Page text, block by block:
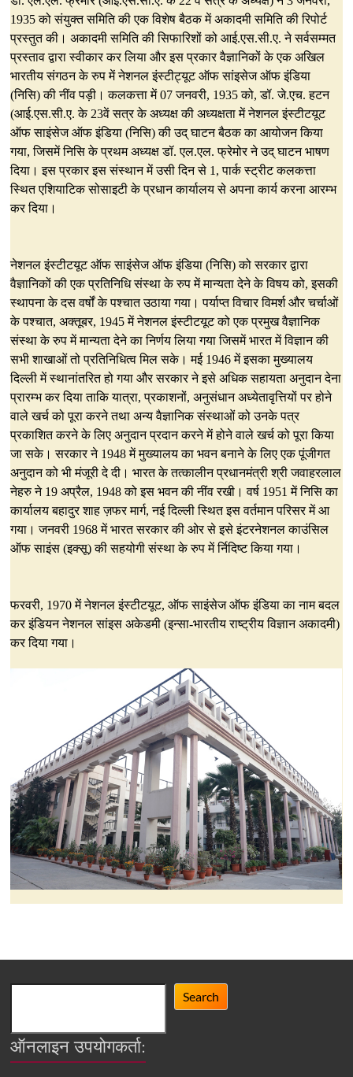
1935 को संयुक्त समिति की एक विशेष बैठक में अकादमी समिति की रिपोर्ट
प्रस्तुत की। अकादमी समिति की सिफारिशों को आई.एस.सी.ए. ने सर्वसम्मत
प्रस्ताव द्वारा स्वीकार कर लिया और इस प्रकार वैज्ञानिकों के एक अखिल
भारतीय संगठन के रुप में नेशनल इंस्टीट्यूट ऑफ सांइसेज ऑफ इंडिया
(निसि) की नींव पड़ी। कलकत्ता में 07 जनवरी, 1935 को, डॉ. जे.एच. हटन
(आई.एस.सी.ए. के 23वें सत्र के अध्यक्ष की अध्यक्षता में नेशनल इंस्टीटयूट
ऑफ साइंसेज ऑफ इंडिया (निसि) की उद् घाटन बैठक का आयोजन किया
गया, जिसमें निसि के प्रथम अध्यक्ष डॉ. एल.एल. फ्रेमोर ने उद् घाटन भाषण
दिया। इस प्रकार इस संस्थान में उसी दिन से 1, पार्क स्ट्रीट कलकत्ता
स्थित एशियाटिक सोसाइटी के प्रधान कार्यालय से अपना कार्य करना आरम्भ
कर दिया।
नेशनल इंस्टीटयूट ऑफ साइंसेज ऑफ इंडिया (निसि) को सरकार द्वारा
वैज्ञानिकों की एक प्रतिनिधि संस्था के रुप में मान्यता देने के विषय को, इसकी
स्थापना के दस वर्षों के पश्चात उठाया गया। पर्याप्त विचार विमर्श और चर्चाओं
के पश्चात, अक्तूबर, 1945 में नेशनल इंस्टीटयूट को एक प्रमुख वैज्ञानिक
संस्था के रुप में मान्यता देने का निर्णय लिया गया जिसमें भारत में विज्ञान की
सभी शाखाओं तो प्रतिनिधित्व मिल सके। मई 1946 में इसका मुख्यालय
दिल्ली में स्थानांतरित हो गया और सरकार ने इसे अधिक सहायता अनुदान देना
प्रारम्भ कर दिया ताकि यात्रा, प्रकाशनों, अनुसंधान अध्येतावृत्तियों पर होने
वाले खर्च को पूरा करने तथा अन्य वैज्ञानिक संस्थाओं को उनके पत्र
प्रकाशित करने के लिए अनुदान प्रदान करने में होने वाले खर्च को पूरा किया
जा सके। सरकार ने 1948 में मुख्यालय का भवन बनाने के लिए एक पूंजीगत
अनुदान को भी मंजूरी दे दी। भारत के तत्कालीन प्रधानमंत्री श्री जवाहरलाल
नेहरु ने 19 अप्रैल, 1948 को इस भवन की नींव रखी। वर्ष 1951 में निसि का
कार्यालय बहादुर शाह ज़फर मार्ग, नई दिल्ली स्थित इस वर्तमान परिसर में आ
गया। जनवरी 1968 में भारत सरकार की ओर से इसे इंटरनेशनल काउंसिल
ऑफ साइंस (इक्सू) की सहयोगी संस्था के रुप में र्निदिष्ट किया गया।
फरवरी, 1970 में नेशनल इंस्टीटयूट, ऑफ साइंसेज ऑफ इंडिया का नाम बदल
कर इंडियन नेशनल सांइस अकेडमी (इन्सा-भारतीय राष्ट्रीय विज्ञान अकादमी)
कर दिया गया।
Search Search
ऑनलाइन उपयोगकर्ता: